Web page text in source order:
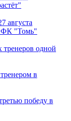
августа
ФК "Томь"
тренеров одной
в
победу в